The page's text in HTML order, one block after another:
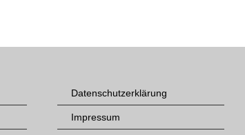
Datenschutzerklärung
Impressum